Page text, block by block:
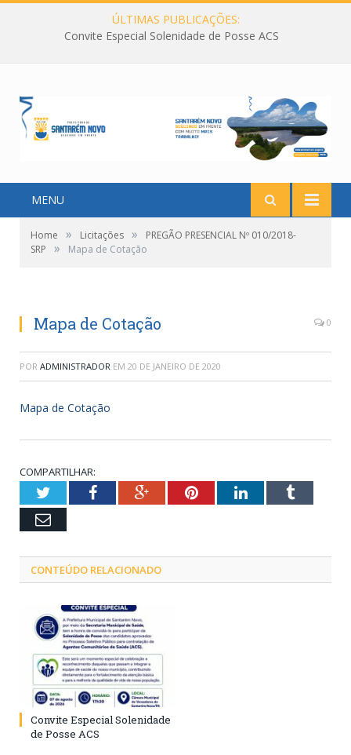
ÚLTIMAS PUBLICAÇÕES:
Convite Especial Solenidade de Posse ACS
MENU
Home » Licitações »
PREGÃO PRESENCIAL Nº 010/2018-
SRP
» Mapa de Cotação
Mapa de Cotação 0
POR ADMINISTRADOR EM 20 DE JANEIRO DE 2020
Mapa de Cotação
COMPARTILHAR:
TwitterFacebookGoogle+PinterestLinkedInTumblr
Email
CONTEÚDO RELACIONADO
Convite Especial Solenidade
de Posse ACS